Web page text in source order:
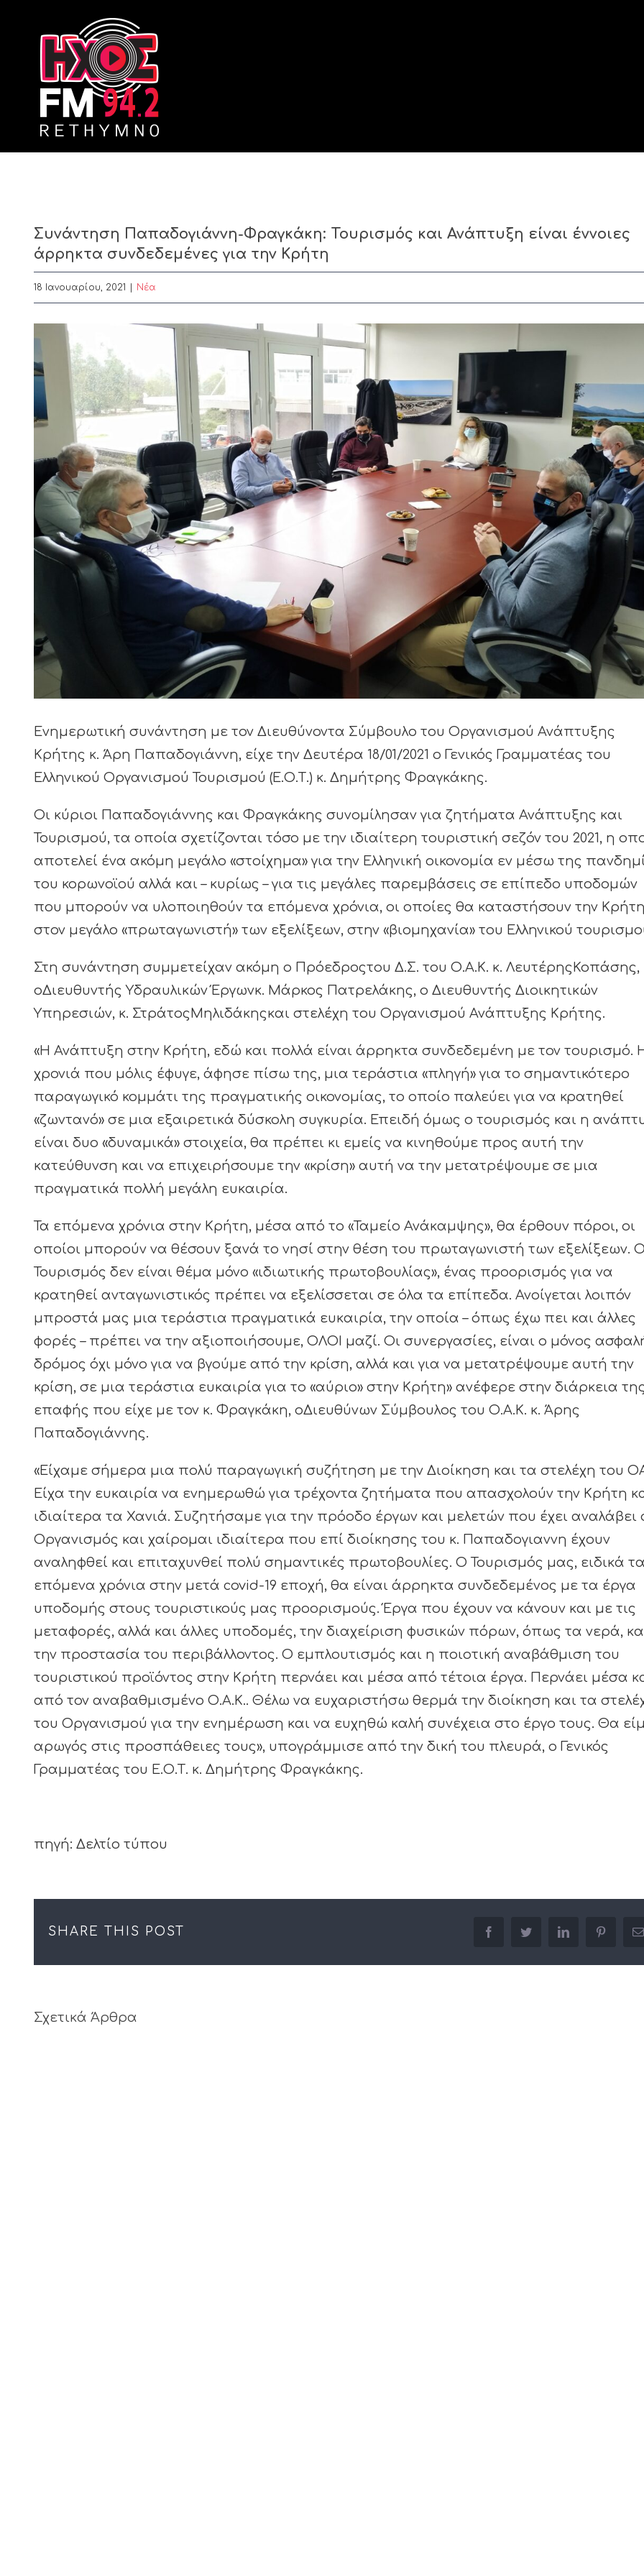
Συνάντηση Παπαδογιάννη-Φραγκάκη: Τουρισμός και Ανάπτυξη είναι έννοιες
άρρηκτα συνδεδεμένες για την Κρήτη
18 Ιανουαρίου, 2021 Nέα
Larger
Image
Ενημερωτική συνάντηση με τον Διευθύνοντα Σύμβουλο του Οργανισμού Ανάπτυξης
Κρήτης κ. Άρη Παπαδογιάννη, είχε την Δευτέρα 18/01/2021 ο Γενικός Γραμματέας του
Ελληνικού Οργανισμού Τουρισμού (Ε.Ο.Τ.) κ. Δημήτρης Φραγκάκης.
Οι κύριοι Παπαδογιάννης και Φραγκάκης συνομίλησαν για ζητήματα Ανάπτυξης και
Τουρισμού, τα οποία σχετίζονται τόσο με την ιδιαίτερη τουριστική σεζόν του 2021, η
αποτελεί ένα ακόμη μεγάλο «στοίχημα» για την Ελληνική οικονομία εν μέσω της
του κορωνοϊού αλλά και – κυρίως – για τις μεγάλες παρεμβάσεις σε επίπεδο υποδομών
που μπορούν να υλοποιηθούν τα επόμενα χρόνια, οι οποίες θα καταστήσουν την Κρήτη
στον μεγάλο «πρωταγωνιστή» των εξελίξεων, στην «βιομηχανία» του Ελληνικού
Στη συνάντηση συμμετείχαν ακόμη ο Πρόεδροςτου Δ.Σ. του Ο.Α.Κ. κ. ΛευτέρηςΚοπάσης,
οΔιευθυντής Υδραυλικών Έργωνκ. Μάρκος Πατρελάκης, ο Διευθυντής Διοικητικών
Υπηρεσιών, κ. ΣτράτοςΜηλιδάκηςκαι στελέχη του Οργανισμού Ανάπτυξης Κρήτης.
«Η Ανάπτυξη στην Κρήτη, εδώ και πολλά είναι άρρηκτα συνδεδεμένη με τον τουρισμό.
χρονιά που μόλις έφυγε, άφησε πίσω της, μια τεράστια «πληγή» για το σημαντικότερο
παραγωγικό κομμάτι της πραγματικής οικονομίας, το οποίο παλεύει για να κρατηθεί
«ζωντανό» σε μια εξαιρετικά δύσκολη συγκυρία. Επειδή όμως ο τουρισμός και η
είναι δυο «δυναμικά» στοιχεία, θα πρέπει κι εμείς να κινηθούμε προς αυτή την
κατεύθυνση και να επιχειρήσουμε την «κρίση» αυτή να την μετατρέψουμε σε μια
πραγματικά πολλή μεγάλη ευκαιρία.
Τα επόμενα χρόνια στην Κρήτη, μέσα από το «Ταμείο Ανάκαμψης», θα έρθουν πόροι, οι
οποίοι μπορούν να θέσουν ξανά το νησί στην θέση του πρωταγωνιστή των εξελίξεων. Ο
Τουρισμός δεν είναι θέμα μόνο «ιδιωτικής πρωτοβουλίας», ένας προορισμός για να
κρατηθεί ανταγωνιστικός πρέπει να εξελίσσεται σε όλα τα επίπεδα. Ανοίγεται λοιπόν
μπροστά μας μια τεράστια πραγματικά ευκαιρία, την οποία – όπως έχω πει και άλλες
φορές – πρέπει να την αξιοποιήσουμε, ΟΛΟΙ μαζί. Οι συνεργασίες, είναι ο μόνος
δρόμος όχι μόνο για να βγούμε από την κρίση, αλλά και για να μετατρέψουμε αυτή την
κρίση, σε μια τεράστια ευκαιρία για το «αύριο» στην Κρήτη» ανέφερε στην διάρκεια
επαφής που είχε με τον κ. Φραγκάκη, οΔιευθύνων Σύμβουλος του Ο.Α.Κ. κ. Άρης
Παπαδογιάννης.
«Είχαμε σήμερα μια πολύ παραγωγική συζήτηση με την Διοίκηση και τα στελέχη του
Είχα την ευκαιρία να ενημερωθώ για τρέχοντα ζητήματα που απασχολούν την Κρήτη
ιδιαίτερα τα Χανιά. Συζητήσαμε για την πρόοδο έργων και μελετών που έχει αναλάβει
Οργανισμός και χαίρομαι ιδιαίτερα που επί διοίκησης του κ. Παπαδογιαννη έχουν
αναληφθεί και επιταχυνθεί πολύ σημαντικές πρωτοβουλίες. Ο Τουρισμός μας, ειδικά τα
επόμενα χρόνια στην μετά covid-19 εποχή, θα είναι άρρηκτα συνδεδεμένος με τα έργα
υποδομής στους τουριστικούς μας προορισμούς. Έργα που έχουν να κάνουν και με τις
μεταφορές, αλλά και άλλες υποδομές, την διαχείριση φυσικών πόρων, όπως τα νερά,
την προστασία του περιβάλλοντος. Ο εμπλουτισμός και η ποιοτική αναβάθμιση του
τουριστικού προϊόντος στην Κρήτη περνάει και μέσα από τέτοια έργα. Περνάει μέσα
από τον αναβαθμισμένο Ο.Α.Κ.. Θέλω να ευχαριστήσω θερμά την διοίκηση και τα
του Οργανισμού για την ενημέρωση και να ευχηθώ καλή συνέχεια στο έργο τους. Θα
αρωγός στις προσπάθειες τους», υπογράμμισε από την δική του πλευρά, ο Γενικός
Γραμματέας του Ε.Ο.Τ. κ. Δημήτρης Φραγκάκης.
πηγή: Δελτίο τύπου
SHARE THIS POST facebooktwitter linkedin pinterest
Σχετικά Άρθρα